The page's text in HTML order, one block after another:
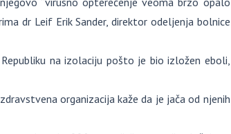
dr Leif Erik Sander, direktor odeljenja bolnice
Republiku na izolaciju pošto je bio izložen eboli,
organizacija kaže da je jača od njenih